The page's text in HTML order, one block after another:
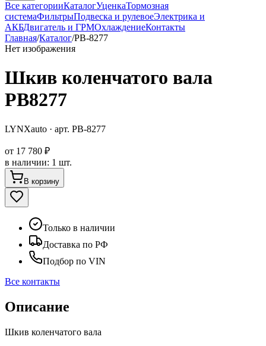
Все категорииКаталогУценкаТормозная
системаФильтрыПодвеска и рулевоеЭлектрика и
АКБДвигатель и ГРМОхлаждениеКонтакты
Главная/Каталог/PB-8277
Нет изображения
Шкив коленчатого вала
PB8277
LYNXauto · арт. PB-8277
от 17 780 ₽
в наличии: 1 шт.
В корзину
Только в наличии
Доставка по РФ
Подбор по VIN
Все контакты
Описание
Шкив коленчатого вала